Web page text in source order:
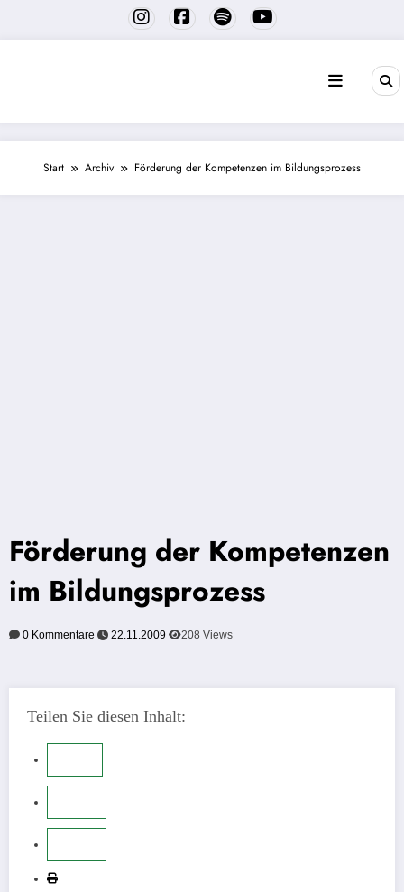
springen
Start Archiv Förderung der Kompetenzen im Bildungsprozess
Förderung der Kompetenzen
im Bildungsprozess
0 Kommentare 22.11.2009 208 Views
Teilen Sie diesen Inhalt: